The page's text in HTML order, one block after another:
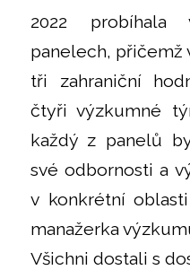
2022
panelech, přičemž
tři zahraniční
čtyři výzkumné
každý z panelů
své odbornosti a
v konkrétní
manažerka
Všichni dostali s